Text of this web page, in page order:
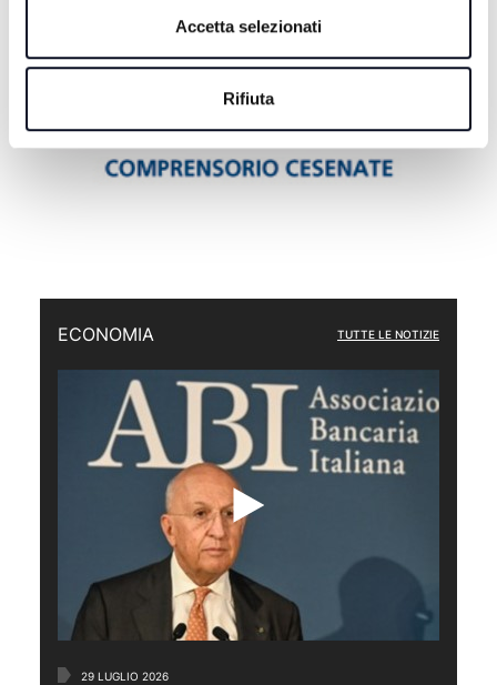
Accetta selezionati
Rifiuta
ECONOMIA TUTTE LE NOTIZIE
29 LUGLIO 2026